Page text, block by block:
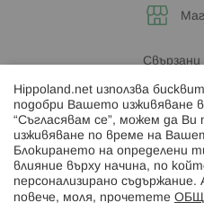
Hippoland.net използва
подобри Вашето изживяване
“Съгласявам се”, можем да
изживяване по време на
Блокирането на определени
влияние върху начина, по
персонализирано
повече, моля, прочетете